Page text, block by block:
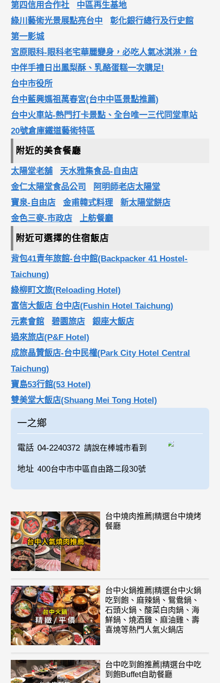
第四信用合作社
中區再生基地
綠川藝術光景展點亮台中
彰化銀行總行及行史館
第一影城
宮原眼科-眼科老宅華麗變身，必吃人氣冰淇淋，台
中伴手禮日出鳳梨酥、乳酪蛋糕一次購足!
台中市役所
台中藍興媽祖萬春宮(台中中區景點推薦)
台中火車站-熱門打卡景點、全台唯一三代同堂車站
20號倉庫鐵道藝術特區
附近的美食餐廳
太陽堂老舖
天水雅集食品-自由店
金仁太陽堂食品公司
阿明師老店太陽堂
寶泉-自由店
金甫韓式料理
新太陽堂餅店
金色三麥-市政店
上舫餐廳
附近可選擇的住宿飯店
背包41青年旅館-台中館(Backpacker 41 Hostel-
Taichung)
綠柳町文旅(Reloading Hotel)
富信大飯店 台中店(Fushin Hotel Taichung)
元素會館
碧園旅店
銀座大飯店
過來旅店(P&F Hotel)
成旅晶贊飯店-台中民權(Park City Hotel Central
Taichung)
寶島53行館(53 Hotel)
雙美堂大飯店(Shuang Mei Tong Hotel)
一之鄉
電話 04-2240372 請說在棒城市看到
地址 400台中市中區自由路二段30號
台中燒肉推薦|精選台中燒烤
餐廳
台中火鍋推薦|精選台中火鍋
吃到飽、麻辣鍋、鴛鴦鍋、
石頭火鍋、酸菜白肉鍋、海
鮮鍋、燒酒雞、麻油雞、壽
喜燒等熱門人氣火鍋店
台中吃到飽推薦|精選台中吃
到飽Buffet自助餐廳